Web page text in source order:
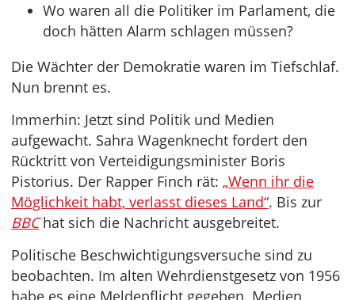
Wo waren all die Politiker im Parlament, die
doch hätten Alarm schlagen müssen?
Die Wächter der Demokratie waren im Tiefschlaf.
Nun brennt es.
Immerhin: Jetzt sind Politik und Medien
aufgewacht. Sahra Wagenknecht fordert den
Rücktritt von Verteidigungsminister Boris
Pistorius. Der Rapper Finch rät: „Wenn ihr die
Möglichkeit habt, verlasst dieses Land“. Bis zur
BBChat sich die Nachricht ausgebreitet.
Politische Beschwichtigungsversuche sind zu
beobachten. Im alten Wehrdienstgesetz von 1956
habe es eine Meldepflicht gegeben. Medien